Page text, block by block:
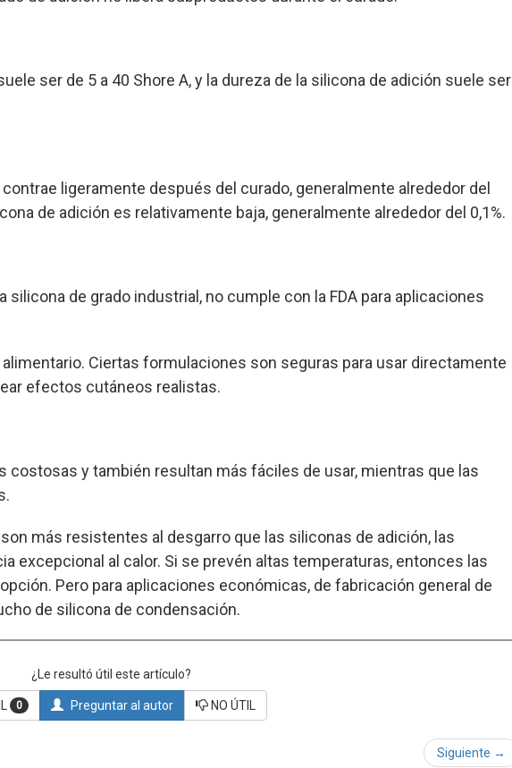
ser de 5 a 40 Shore A, y la dureza de la silicona de adición suele ser
ligeramente después del curado, generalmente alrededor del
de adición es relativamente baja, generalmente alrededor del 0,1%.
de grado industrial, no cumple con la FDA para aplicaciones
Ciertas formulaciones son seguras para usar directamente
efectos cutáneos realistas.
costosas y también resultan más fáciles de usar, mientras que las
más resistentes al desgarro que las siliconas de adición, las
excepcional al calor. Si se prevén altas temperaturas, entonces las
Pero para aplicaciones económicas, de fabricación general de
de silicona de condensación.
¿Le resultó útil este artículo?
0 Preguntar al autor NO ÚTIL
Siguiente →